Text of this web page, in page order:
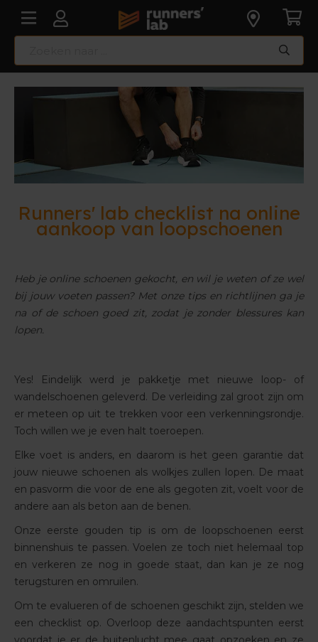
Runners' lab checklist na online
aankoop van loopschoenen
Heb je online schoenen gekocht, en wil je weten of ze wel
bij jouw voeten passen? Met onze tips en richtlijnen ga je
na of de schoen goed zit, zodat je zonder blessures kan
lopen.
Yes! Eindelijk werd je pakketje met nieuwe loop- of
wandelschoenen geleverd. De verleiding zal groot zijn om
er meteen op uit te trekken voor een verkenningsrondje.
Toch willen we je even halt toeroepen.
Elke voet is anders, en daarom is het geen garantie dat
jouw nieuwe schoenen als wolkjes zullen lopen. De maat
en pasvorm die voor de ene als gegoten zit, voelt voor de
andere aan als beton aan de benen.
Onze eerste gouden tip is om de loopschoenen eerst
binnenshuis te passen. Voelen ze toch niet helemaal top
en verkeren ze nog in goede staat, dan kan je ze nog
terugsturen en omruilen.
Om te evalueren of de schoenen geschikt zijn, stelden we
een checklist op. Overloop deze aandachtspunten eerst